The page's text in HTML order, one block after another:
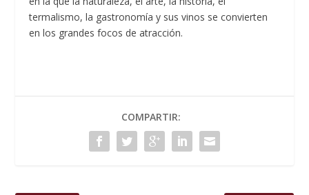
termalismo, la gastronomía y sus vinos se convierten
en los grandes focos de atracción.
COMPARTIR: